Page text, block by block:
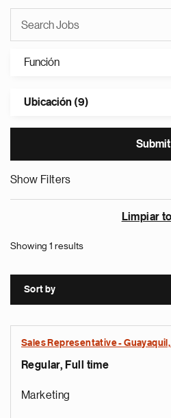
Función
Ubicación (9)
Show Filters
Limpiar
Showing 1 results
Sort by
Sales Representative -
Regular, Full time
Marketing